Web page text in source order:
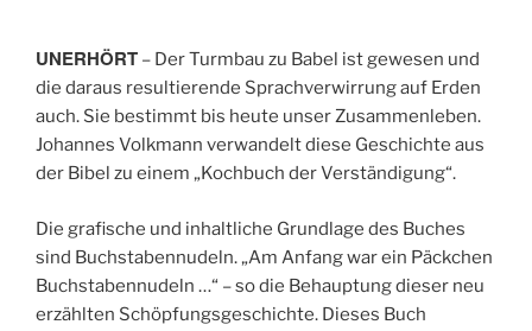
UNERHÖRT – Der Turmbau zu Babel ist gewesen und
die daraus resultierende Sprachverwirrung auf Erden
auch. Sie bestimmt bis heute unser Zusammenleben.
Johannes Volkmann verwandelt diese Geschichte aus
der Bibel zu einem „Kochbuch der Verständigung“.
Die grafische und inhaltliche Grundlage des Buches
sind Buchstabennudeln. „Am Anfang war ein Päckchen
Buchstabennudeln …“ – so die Behauptung dieser neu
erzählten Schöpfungsgeschichte. Dieses Buch